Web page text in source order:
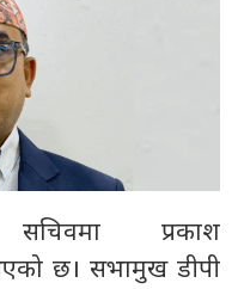
सचिवमा प्रकाश
छ। सभामुख डीपी